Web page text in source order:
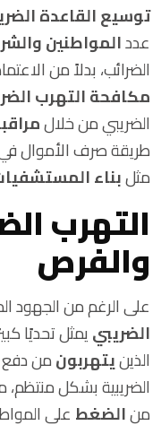
توسيع القاعدة
عددالمواطنين
الضرائب، بدلاً من
مكافحة التهرب
الضريبي من خلال
طريقة صرف الأموال
مثلبناء
التهرب
والفرص
على الرغم من الجهود
الضريبييمثل تحديًا
الذينيتهربونمن دفع
الضريبية بشكل منتظم،
منالضغط على